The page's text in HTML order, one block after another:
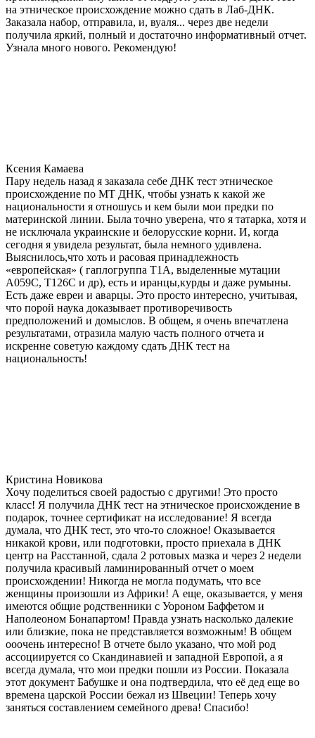
на этническое происхождение можно сдать в Лаб-ДНК.
Заказала набор, отправила, и, вуаля... через две недели
получила яркий, полный и достаточно информативный отчет.
Узнала много нового. Рекомендую!
Ксения Камаева
Пару недель назад я заказала себе ДНК тест этническое
происхождение по МТ ДНК, чтобы узнать к какой же
национальности я отношусь и кем были мои предки по
материнской линии. Была точно уверена, что я татарка, хотя и
не исключала украинские и белорусские корни. И, когда
сегодня я увидела результат, была немного удивлена.
Выяснилось,что хоть и расовая принадлежность
«европейская» ( гаплогруппа T1A, выделенные мутации
A059C, T126C и др), есть и иранцы,курды и даже румыны.
Есть даже евреи и аварцы. Это просто интересно, учитывая,
что порой наука доказывает противоречивость
предположений и домыслов. В общем, я очень впечатлена
результатами, отразила малую часть полного отчета и
искренне советую каждому сдать ДНК тест на
национальность!
Кристина Новикова
Хочу поделиться своей радостью с другими! Это просто
класс! Я получила ДНК тест на этническое происхождение в
подарок, точнее сертификат на исследование! Я всегда
думала, что ДНК тест, это что-то сложное! Оказывается
никакой крови, или подготовки, просто приехала в ДНК
центр на Расстанной, сдала 2 ротовых мазка и через 2 недели
получила красивый ламинированный отчет о моем
происхождении! Никогда не могла подумать, что все
женщины произошли из Африки! А еще, оказывается, у меня
имеются общие родственники с Уороном Баффетом и
Наполеоном Бонапартом! Правда узнать насколько далекие
или близкие, пока не представляется возможным! В общем
ооочень интересно! В отчете было указано, что мой род
ассоциируется со Скандинавией и западной Европой, а я
всегда думала, что мои предки пошли из России. Показала
этот документ Бабушке и она подтвердила, что её дед еще во
времена царской России бежал из Швеции! Теперь хочу
заняться составлением семейного древа! Спасибо!